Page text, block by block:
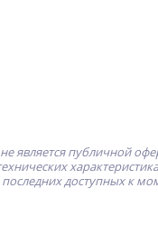
является публичной
доступных к